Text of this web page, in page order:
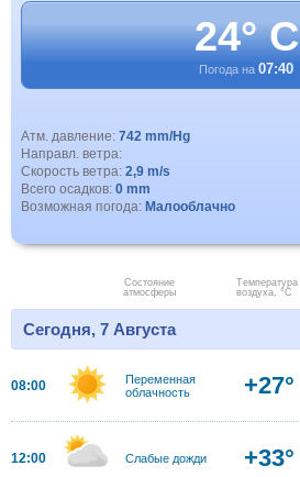
24° C
Погода на 07:40
Атм. давление: 742 mm/Hg
Направл. ветра:
Скорость ветра: 2,9 m/s
Всего осадков: 0 mm
Возможная погода: Малооблачно
Состояние
атмосферы
Температура
воздуха, °C
Сегодня, 7 Августа
08:00
Переменная
облачность
+27°
12:00 Слабые дожди +33°